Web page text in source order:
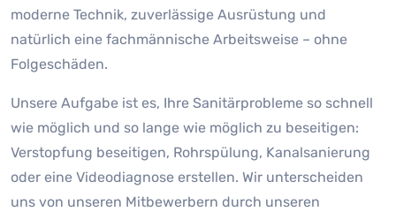
moderne Technik, zuverlässige Ausrüstung und
natürlich eine fachmännische Arbeitsweise – ohne
Folgeschäden.
Unsere Aufgabe ist es, Ihre Sanitärprobleme so schnell
wie möglich und so lange wie möglich zu beseitigen:
Verstopfung beseitigen, Rohrspülung, Kanalsanierung
oder eine Videodiagnose erstellen. Wir unterscheiden
uns von unseren Mitbewerbern durch unseren